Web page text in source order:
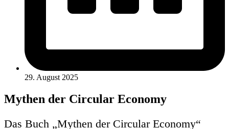
29. August 2025
Mythen der Circular Economy
Das Buch „Mythen der Circular Economy“